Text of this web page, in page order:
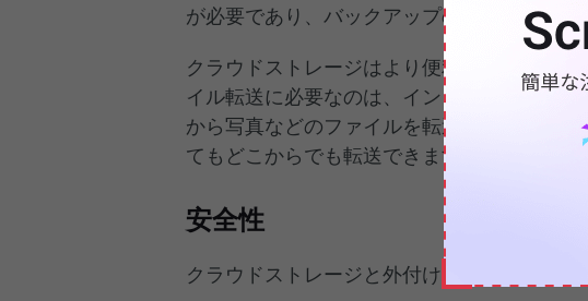
が必要であり、バックアップの設定も簡単で
クラウドストレージはより便利です。クラウ
イル転送に必要なのは、インターネット接続
から写真などのファイルを転送したい場合、
てもどこからでも転送できます。
安全性
クラウドストレージと外付けHDDを比較する